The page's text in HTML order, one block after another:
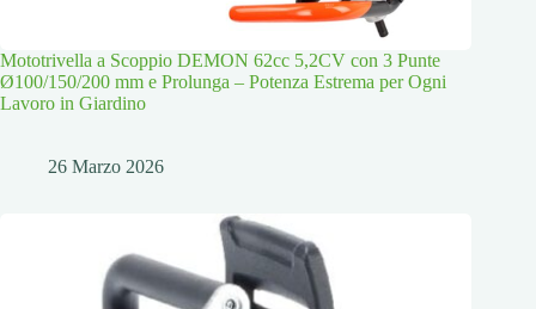
Mototrivella a Scoppio DEMON 62cc 5,2CV con 3 Punte
Ø100/150/200 mm e Prolunga – Potenza Estrema per Ogni
Lavoro in Giardino
26 Marzo 2026